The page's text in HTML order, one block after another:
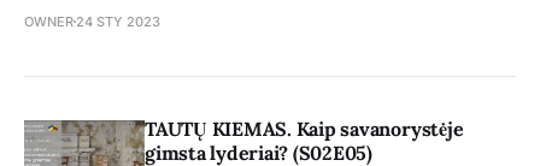
OWNER 24 STY 2023
TAUTŲ KIEMAS. Kaip savanorystėje
gimsta lyderiai? (S02E05)